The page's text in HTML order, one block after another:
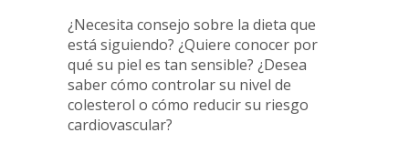
¿Necesita consejo sobre la dieta que
está siguiendo? ¿Quiere conocer por
qué su piel es tan sensible? ¿Desea
saber cómo controlar su nivel de
colesterol o cómo reducir su riesgo
cardiovascular?